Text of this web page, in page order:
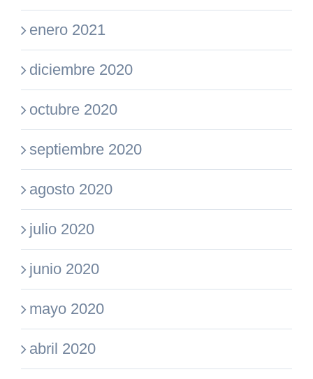
enero 2021
diciembre 2020
octubre 2020
septiembre 2020
agosto 2020
julio 2020
junio 2020
mayo 2020
abril 2020